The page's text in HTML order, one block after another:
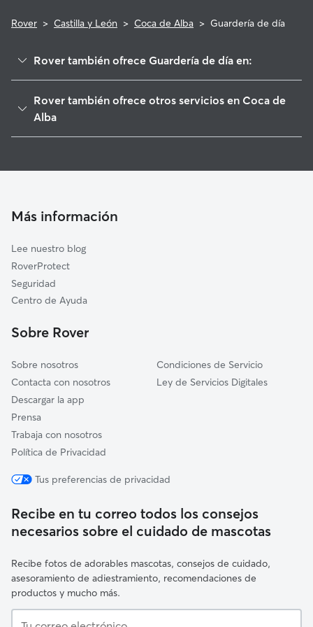
Rover > Castilla y León > Coca de Alba > Guardería de día
Rover también ofrece Guardería de día en:
Tordillos
Pedrosillo de Alba
Aldeaseca de Alba
Babilafuente
Valdecarros
Villoria
Rover también ofrece otros servicios en Coca de
Alba
Más información
Lee nuestro blog
RoverProtect
Seguridad
Centro de Ayuda
Sobre Rover
Sobre nosotros
Contacta con nosotros
Descargar la app
Prensa
Trabaja con nosotros
Política de Privacidad
Condiciones de Servicio
Ley de Servicios Digitales
Tus preferencias de privacidad
Recibe en tu correo todos los consejos
necesarios sobre el cuidado de mascotas
Recibe fotos de adorables mascotas, consejos de cuidado,
asesoramiento de adiestramiento, recomendaciones de
productos y mucho más.